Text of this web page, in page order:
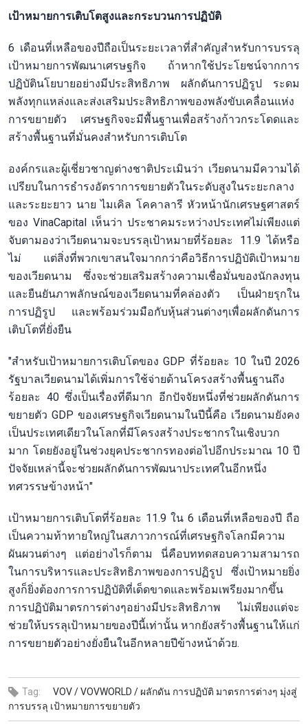
เป้าหมายการเติบโตสูงและกระบวนการปฏิบัติ
6 เดือนที่เหลือของปีถือเป็นระยะเวลาที่สำคัญสำหรับการบรรลุ
เป้าหมายการพัฒนาเศรษฐกิจ ถ้าหากใช้ประโยชน์จากการ
ปฏิบัตินโยบายอย่างมีประสิทธิภาพ ผลักดันการปฏิรูป ระดม
พลังทุกแหล่งและส่งเสริมประสิทธิภาพของพลังขับเคลื่อนแห่ง
การขยายตัว เศรษฐกิจจะมีพื้นฐานเพื่อสร้างก้าวกระโดดและ
สร้างพื้นฐานที่มั่นคงสำหรับการเติบโต
องค์กรและผู้เชี่ยวชาญต่างชาติประเมินว่า เวียดนามมีความได้
เปรียบในการธำรงอัตราการขยายตัวในระดับสูงในระยะกลาง
และระยะยาว นาย ไมเคิล โคคาลารี หัวหน้านักเศรษฐศาสตร์
ของ VinaCapital เห็นว่า ประชาคมระหว่างประเทศไม่เพียงแต่
จับตามองว่าเวียดนามจะบรรลุเป้าหมายที่ร้อยละ 11.9 ได้หรือ
ไม่ แต่สิ่งที่พวกเขาสนใจมากกว่าคือวิธีการปฏิบัติเป้าหมาย
ของเวียดนาม ซึ่งจะช่วยเสริมสร้างความเชื่อมั่นของนักลงทุน
และยืนยันภาพลักษณ์ของเวียดนามที่คล่องตัว เป็นฝ่ายรุกใน
การปฏิรูป และพร้อมร่วมมือกับหุ้นส่วนต่างๆเพื่อผลักดันการ
เติบโตที่ยั่งยืน
"สำหรับเป้าหมายการเติบโตของ GDP ที่ร้อยละ 10 ในปี 2026
รัฐบาลเวียดนามได้เพิ่มการใช้จ่ายด้านโครงสร้างพื้นฐานถึง
ร้อยละ 40 ซึ่งเป็นเรื่องที่ดีมาก อีกปัจจัยหนึ่งที่ช่วยผลักดันการ
ขยายตัว GDP ของเศรษฐกิจเวียดนามในปีนี้คือ เวียดนามยังคง
เป็นประเทศเดียวในโลกที่มีโครงสร้างประชากรในเชิงบวก
มาก โดยยังอยู่ในช่วงยุคประชากรทองต่อไปอีกประมาณ 10 ปี
ปัจจัยเหล่านี้จะช่วยผลักดันการพัฒนาประเทศในอีกหนึ่ง
ทศวรรษข้างหน้า"
เป้าหมายการเติบโตที่ร้อยละ 11.9 ใน 6 เดือนที่เหลือของปี ถือ
เป็นความท้าทายใหญ่ในสภาวการณ์ที่เศรษฐกิจโลกมีความ
ผันผวนต่างๆ แต่อย่างไรก็ตาม นี่คือบททดสอบความสามารถ
ในการบริหารและประสิทธิภาพของการปฏิรูป ซึ่งเป้าหมายยิ่ง
สูงก็ยิ่งต้องการการปฏิบัติที่เด็ดขาดและพร้อมเพรียงมากขึ้น
การปฏิบัติมาตรการต่างๆอย่างมีประสิทธิภาพ ไม่เพียงแต่จะ
ช่วยให้บรรลุเป้าหมายของปีนี้เท่านั้น หากยังสร้างพื้นฐานให้แก่
การขยายตัวอย่างยั่งยืนในอีกหลายปีข้างหน้าด้วย.
Tag: VOV /VOVWORLD / ผลักดัน การปฏิบัติ มาตรการต่างๆ มุ่งสู่
การบรรลุ เป้าหมายการขยายตัว